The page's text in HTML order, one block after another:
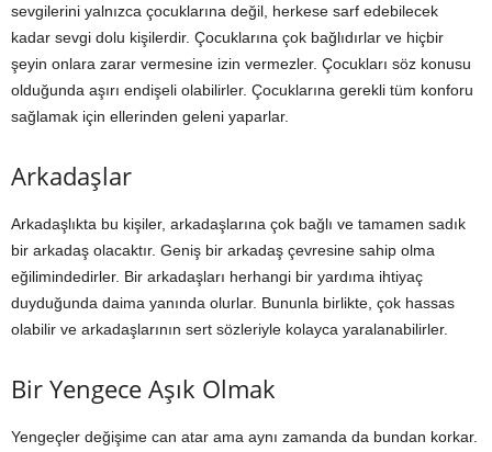
sevgilerini yalnızca çocuklarına değil, herkese sarf edebilecek
kadar sevgi dolu kişilerdir. Çocuklarına çok bağlıdırlar ve hiçbir
şeyin onlara zarar vermesine izin vermezler. Çocukları söz konusu
olduğunda aşırı endişeli olabilirler. Çocuklarına gerekli tüm konforu
sağlamak için ellerinden geleni yaparlar.
Arkadaşlar
Arkadaşlıkta bu kişiler, arkadaşlarına çok bağlı ve tamamen sadık
bir arkadaş olacaktır. Geniş bir arkadaş çevresine sahip olma
eğilimindedirler. Bir arkadaşları herhangi bir yardıma ihtiyaç
duyduğunda daima yanında olurlar. Bununla birlikte, çok hassas
olabilir ve arkadaşlarının sert sözleriyle kolayca yaralanabilirler.
Bir Yengece Aşık Olmak
Yengeçler değişime can atar ama aynı zamanda da bundan korkar.